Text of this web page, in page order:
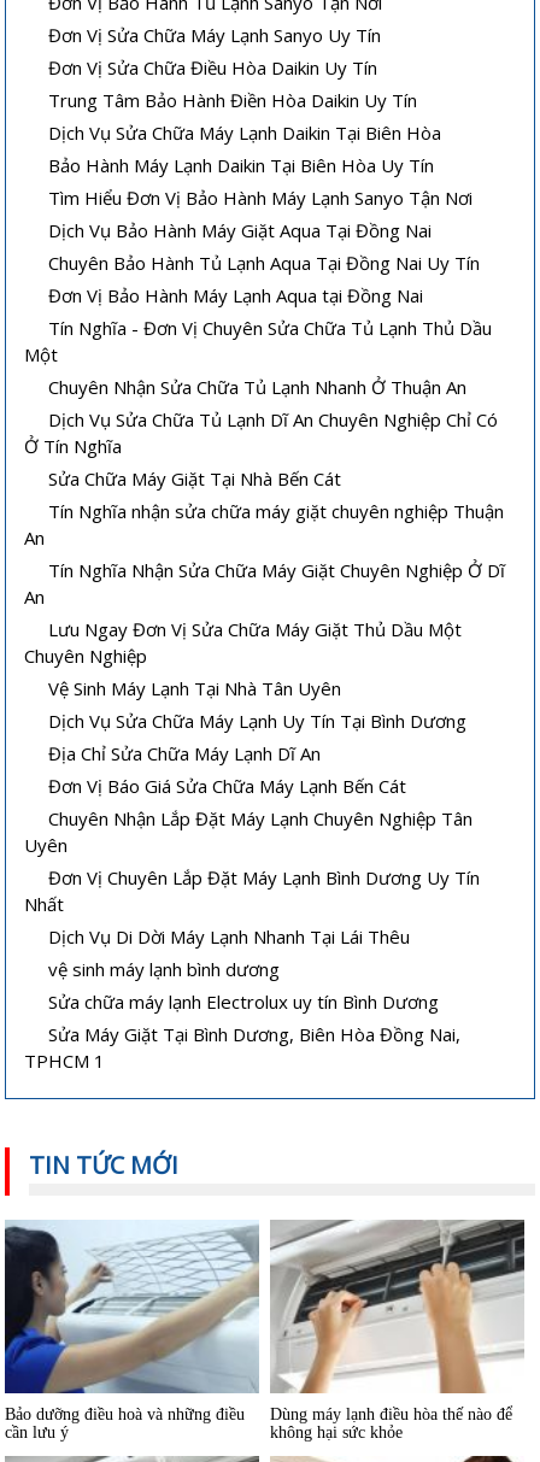
Đơn Vị Sửa Chữa Máy Lạnh Sanyo Uy Tín
Đơn Vị Sửa Chữa Điều Hòa Daikin Uy Tín
Trung Tâm Bảo Hành Điền Hòa Daikin Uy Tín
Dịch Vụ Sửa Chữa Máy Lạnh Daikin Tại Biên Hòa
Bảo Hành Máy Lạnh Daikin Tại Biên Hòa Uy Tín
Tìm Hiểu Đơn Vị Bảo Hành Máy Lạnh Sanyo Tận Nơi
Dịch Vụ Bảo Hành Máy Giặt Aqua Tại Đồng Nai
Chuyên Bảo Hành Tủ Lạnh Aqua Tại Đồng Nai Uy Tín
Đơn Vị Bảo Hành Máy Lạnh Aqua tại Đồng Nai
Tín Nghĩa - Đơn Vị Chuyên Sửa Chữa Tủ Lạnh Thủ Dầu
Một
Chuyên Nhận Sửa Chữa Tủ Lạnh Nhanh Ở Thuận An
Dịch Vụ Sửa Chữa Tủ Lạnh Dĩ An Chuyên Nghiệp Chỉ Có
Ở Tín Nghĩa
Sửa Chữa Máy Giặt Tại Nhà Bến Cát
Tín Nghĩa nhận sửa chữa máy giặt chuyên nghiệp Thuận
An
Tín Nghĩa Nhận Sửa Chữa Máy Giặt Chuyên Nghiệp Ở Dĩ
An
Lưu Ngay Đơn Vị Sửa Chữa Máy Giặt Thủ Dầu Một
Chuyên Nghiệp
Vệ Sinh Máy Lạnh Tại Nhà Tân Uyên
Dịch Vụ Sửa Chữa Máy Lạnh Uy Tín Tại Bình Dương
Địa Chỉ Sửa Chữa Máy Lạnh Dĩ An
Đơn Vị Báo Giá Sửa Chữa Máy Lạnh Bến Cát
Chuyên Nhận Lắp Đặt Máy Lạnh Chuyên Nghiệp Tân
Uyên
Đơn Vị Chuyên Lắp Đặt Máy Lạnh Bình Dương Uy Tín
Nhất
Dịch Vụ Di Dời Máy Lạnh Nhanh Tại Lái Thêu
vệ sinh máy lạnh bình dương
Sửa chữa máy lạnh Electrolux uy tín Bình Dương
Sửa Máy Giặt Tại Bình Dương, Biên Hòa Đồng Nai,
TPHCM 1
TIN TỨC MỚI
Cách sửa máy lạnh âm trần không
Hướng dẫn sử dụng và bảo quản
máy lạnh âm trần hiệu quả
Bảo dưỡng điều hoà và những điều
cần lưu ý
Dùng máy lạnh điều hòa thế nào để
không hại sức khỏe